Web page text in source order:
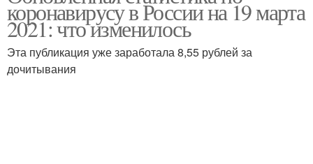
коронавирусу в России на 19 марта
2021: что изменилось
Эта публикация уже заработала 8,55 рублей за
дочитывания